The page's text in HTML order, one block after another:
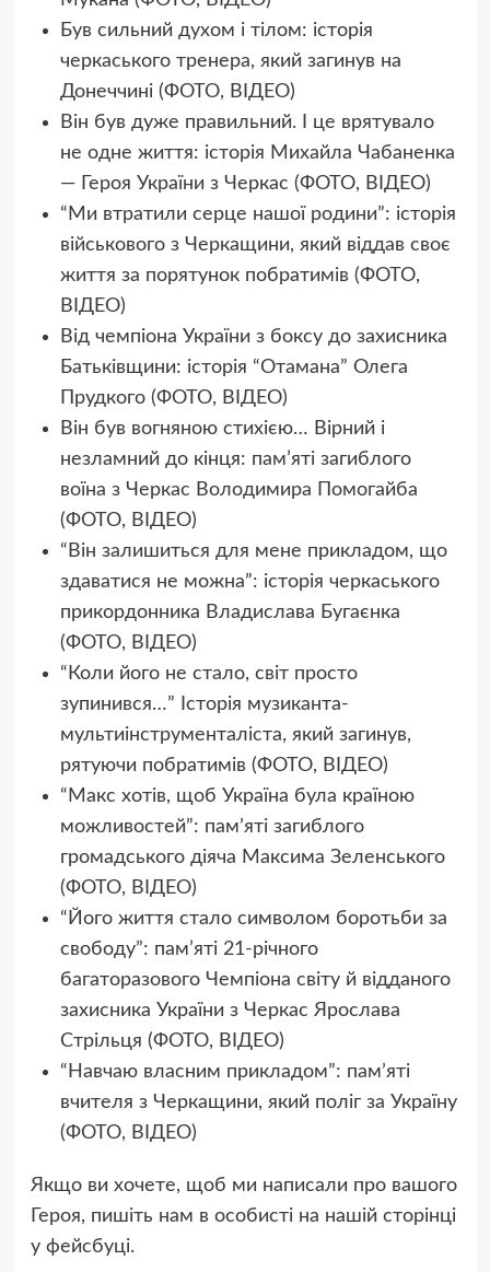
Був сильний духом і тілом: історія
черкаського тренера, який загинув на
Донеччині (ФОТО, ВІДЕО)
Він був дуже правильний. І це врятувало
не одне життя: історія Михайла Чабаненка
— Героя України з Черкас (ФОТО, ВІДЕО)
“Ми втратили серце нашої родини”: історія
військового з Черкащини, який віддав своє
життя за порятунок побратимів (ФОТО,
ВІДЕО)
Від чемпіона України з боксу до захисника
Батьківщини: історія “Отамана” Олега
Прудкого (ФОТО, ВІДЕО)
Він був вогняною стихією… Вірний і
незламний до кінця: пам’яті загиблого
воїна з Черкас Володимира Помогайба
(ФОТО, ВІДЕО)
“Він залишиться для мене прикладом, що
здаватися не можна”: історія черкаського
прикордонника Владислава Бугаєнка
(ФОТО, ВІДЕО)
“Коли його не стало, світ просто
зупинився…” Історія музиканта-
мультиінструменталіста, який загинув,
рятуючи побратимів (ФОТО, ВІДЕО)
“Макс хотів, щоб Україна була країною
можливостей”: памʼяті загиблого
громадського діяча Максима Зеленського
(ФОТО, ВІДЕО)
“Його життя стало символом боротьби за
свободу”: пам’яті 21-річного
багаторазового Чемпіона світу й відданого
захисника України з Черкас Ярослава
Стрільця (ФОТО, ВІДЕО)
“Навчаю власним прикладом”: памʼяті
вчителя з Черкащини, який поліг за Україну
(ФОТО, ВІДЕО)
Якщо ви хочете, щоб ми написали про вашого
Героя, пишіть нам в особисті на нашій сторінці
у фейсбуці.